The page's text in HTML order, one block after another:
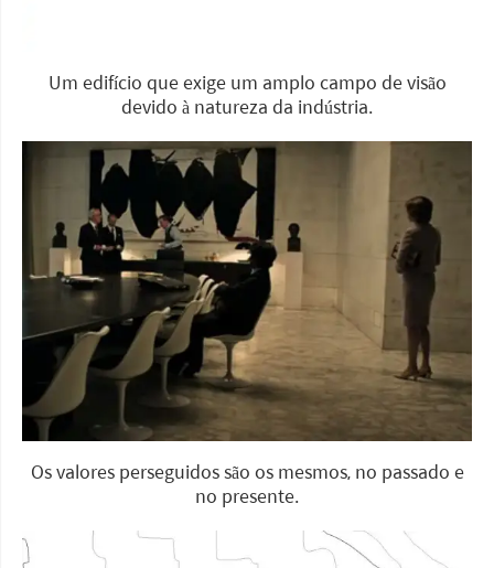
Um edifício que exige um amplo campo de visão
devido à natureza da indústria.
Os valores perseguidos são os mesmos, no passado e
no presente.